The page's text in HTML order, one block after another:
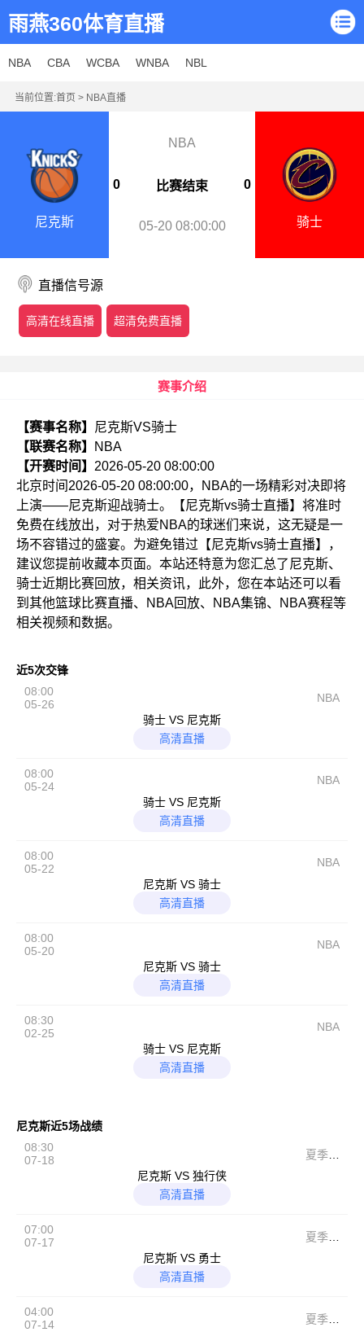
雨燕360体育直播
NBA CBA WCBA WNBA NBL
当前位置:首页 > NBA直播
尼克斯
NBA
0 比赛结束 0
05-20 08:00:00 骑士
直播信号源
高清在线直播 超清免费直播
赛事介绍
【赛事名称】
尼克斯VS骑士
【联赛名称】
NBA
【开赛时间】 2026-05-20 08:00:00
北京时间2026-05-20 08:00:00，NBA的一场精彩对决即将
上演——尼克斯迎战骑士。【尼克斯vs骑士直播】将准时
免费在线放出，对于热爱NBA的球迷们来说，这无疑是一
场不容错过的盛宴。为避免错过【尼克斯vs骑士直播】，
建议您提前收藏本页面。本站还特意为您汇总了尼克斯、
骑士近期比赛回放，相关资讯，此外，您在本站还可以看
到其他篮球比赛直播、NBA回放、NBA集锦、NBA赛程等
相关视频和数据。
近5次交锋
08:00
05-26
NBA
骑士 VS 尼克斯
高清直播
08:00
05-24
NBA
骑士 VS 尼克斯
高清直播
08:00
05-22
NBA
尼克斯 VS 骑士
高清直播
08:00
05-20
NBA
尼克斯 VS 骑士
高清直播
08:30
02-25
NBA
骑士 VS 尼克斯
高清直播
尼克斯近5场战绩
08:30
07-18
夏季联
尼克斯 VS 独行侠
高清直播
07:00
07-17
夏季联
尼克斯 VS 勇士
高清直播
04:00
07-14
夏季联